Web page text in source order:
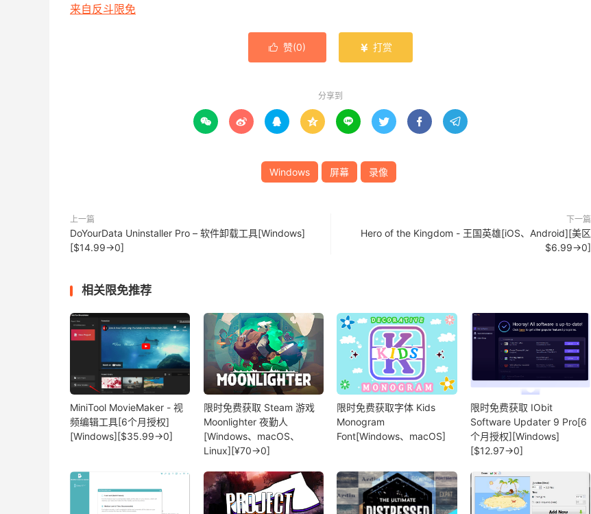
来自反斗限免
 赞(0)  打赏
分享到
       
Windows 屏幕 录像
上一篇
DoYourData Uninstaller Pro – 软件卸载工具[Windows]
[$14.99→0]
下一篇
Hero of the Kingdom - 王国英雄[iOS、Android][美区
$6.99→0]
相关限免推荐
MiniTool MovieMaker - 视
频编辑工具[6个月授权]
[Windows][$35.99→0]
限时免费获取 Steam 游戏
Moonlighter 夜勤人
[Windows、macOS、
Linux][¥70→0]
限时免费获取字体 Kids
Monogram
Font[Windows、macOS]
限时免费获取 IObit
Software Updater 9 Pro[6
个月授权][Windows]
[$12.97→0]